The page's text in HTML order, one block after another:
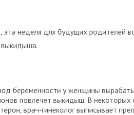
эта неделя для будущих родителей
выкидыша.
беременности у женщины
повлечет выкидыш. В некоторых
врач-гинеколог выписывает